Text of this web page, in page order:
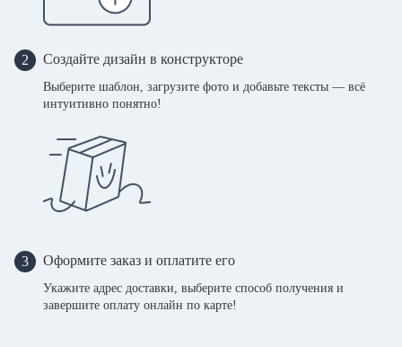
2 Создайте дизайн в конструкторе
Выберите шаблон, загрузите фото и добавьте тексты — всё
интуитивно понятно!
3 Оформите заказ и оплатите его
Укажите адрес доставки, выберите способ получения и
завершите оплату онлайн по карте!